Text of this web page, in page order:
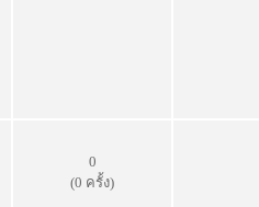
0
(0 ครั้ง)